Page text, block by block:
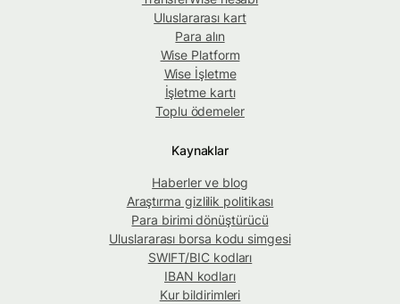
Uluslararası kart
Para alın
Wise Platform
Wise İşletme
İşletme kartı
Toplu ödemeler
Kaynaklar
Haberler ve blog
Araştırma gizlilik politikası
Para birimi dönüştürücü
Uluslararası borsa kodu simgesi
SWIFT/BIC kodları
IBAN kodları
Kur bildirimleri